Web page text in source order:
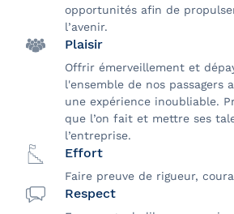
opportunités afin de
l’avenir.
Plaisir
Offrir émerveillement et
l'ensemble de nos passagers
une expérience inoubliable.
que l’on fait et mettre ses
l’entreprise.
Effort
Faire preuve de rigueur,
Respect